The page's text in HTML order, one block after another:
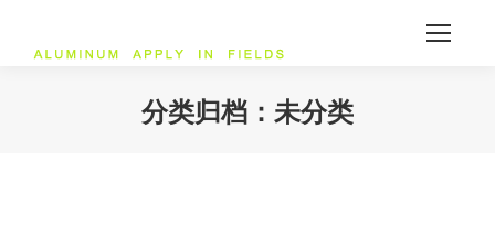
分类归档： 未分类